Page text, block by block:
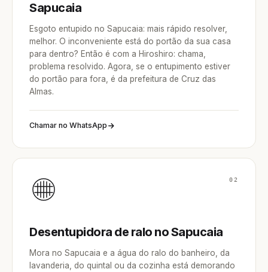
Sapucaia
Esgoto entupido no Sapucaia: mais rápido resolver,
melhor. O inconveniente está do portão da sua casa
para dentro? Então é com a Hiroshiro: chama,
problema resolvido. Agora, se o entupimento estiver
do portão para fora, é da prefeitura de Cruz das
Almas.
Chamar no WhatsApp
02
Desentupidora de ralo no Sapucaia
Mora no Sapucaia e a água do ralo do banheiro, da
lavanderia, do quintal ou da cozinha está demorando